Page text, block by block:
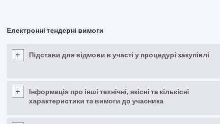
Електронні тендерні вимоги
+ Підстави для відмови в участі у процедурі закупівлі
+
Інформація про інші технічні, якісні та кількісні
характеристики та вимоги до учасника